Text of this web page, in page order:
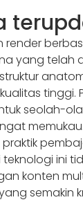
telah
tinggi.
seolah-
ini
konten
semakin